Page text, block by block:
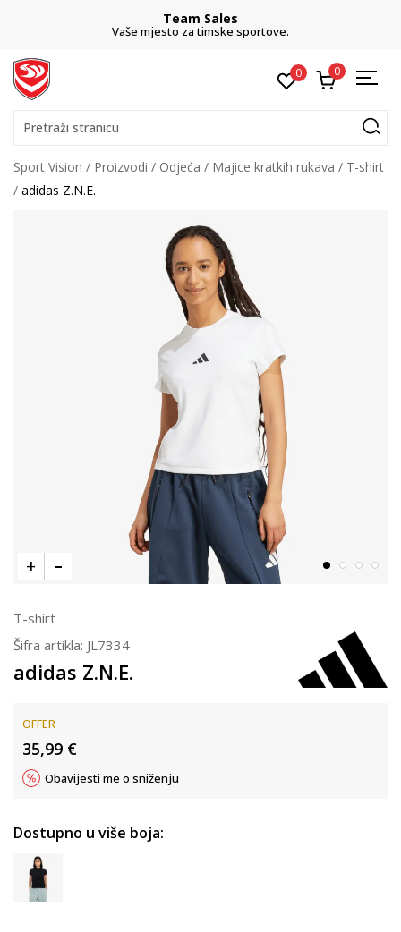
Team Sales
Vaše mjesto za timske sportove.
0 0
Pretraži stranicu
Sport Vision Proizvodi Odjeća Majice kratkih rukava
T-shirt
adidas Z.N.E.
T-shirt
Šifra artikla: JL7334
adidas Z.N.E.
OFFER
35,99 €
Obavijesti me o sniženju
Dostupno u više boja: